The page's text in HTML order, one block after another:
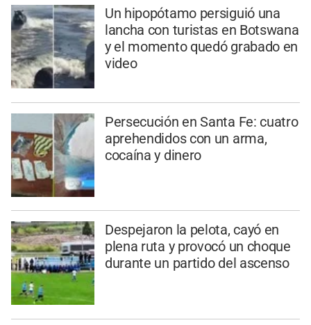
Un hipopótamo persiguió una
lancha con turistas en Botswana
y el momento quedó grabado en
video
Persecución en Santa Fe: cuatro
aprehendidos con un arma,
cocaína y dinero
Despejaron la pelota, cayó en
plena ruta y provocó un choque
durante un partido del ascenso